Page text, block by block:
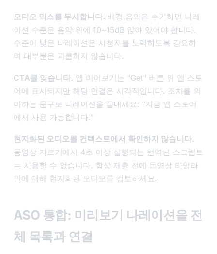
오디오 믹스를 무시합니다. 배경 음악을 추가하면 나레
이션 수준은 음악 위에 10~15dB 앉아 있어야 합니다.
수준이 낮은 나레이션은 시청자를 노력하도록 강요하
며 대부분은 괴롭히지 않습니다.
CTA를 잊습니다. 앱 미어보기는 “Get” 버튼 위 앱 스토
어에 표시되지만 해당 연결은 시각적입니다. 조치를 의
미하는 문구로 나레이션을 끝내세요: “지금 앱 스토어
에서 사용 가능합니다.”
현지화된 오디오를 컨텍스트에서 확인하지 않습니다.
동영상 자르기에서 4초 이상 실행되는 번역된 스크립트
는 사용할 수 없습니다. 항상 제출 전에 동영상 타임라
인에 대해 현지화된 오디오를 검토하세요.
ASO 통합: 미리보기 나레이션을 전
체 목록과 연결